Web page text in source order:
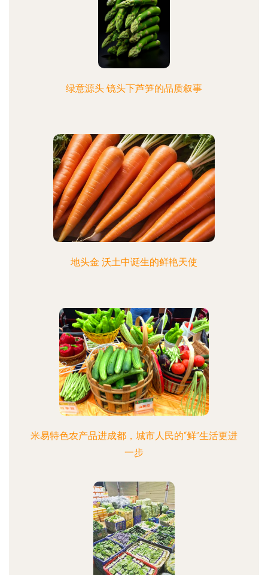
绿意源头 镜头下芦笋的品质叙事
地头金 沃土中诞生的鲜艳天使
米易特色农产品进成都，城市人民的“鲜”生活更进
一步